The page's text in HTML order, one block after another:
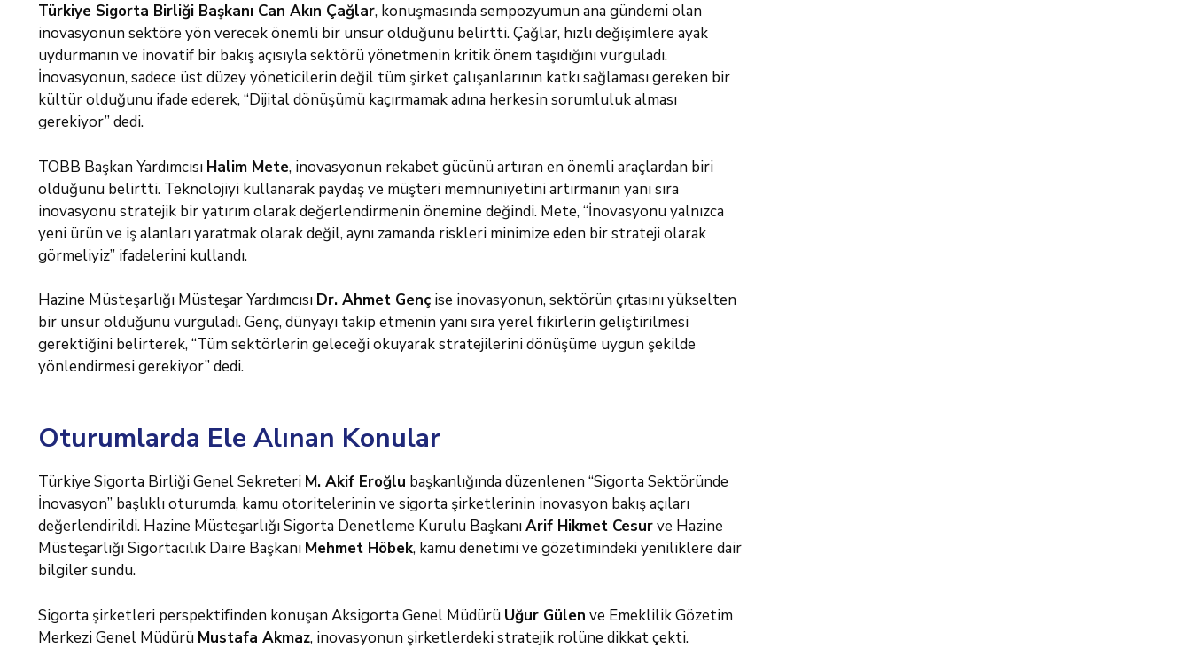
Türkiye Sigorta Birliği Başkanı Can Akın Çağlar, konuşmasında sempozyumun ana gündemi olan
inovasyonun sektöre yön verecek önemli bir unsur olduğunu belirtti. Çağlar, hızlı değişimlere ayak
uydurmanın ve inovatif bir bakış açısıyla sektörü yönetmenin kritik önem taşıdığını vurguladı.
İnovasyonun, sadece üst düzey yöneticilerin değil tüm şirket çalışanlarının katkı sağlaması gereken bir
kültür olduğunu ifade ederek, “Dijital dönüşümü kaçırmamak adına herkesin sorumluluk alması
gerekiyor” dedi.
TOBB Başkan Yardımcısı Halim Mete, inovasyonun rekabet gücünü artıran en önemli araçlardan biri
olduğunu belirtti. Teknolojiyi kullanarak paydaş ve müşteri memnuniyetini artırmanın yanı sıra
inovasyonu stratejik bir yatırım olarak değerlendirmenin önemine değindi. Mete, “İnovasyonu yalnızca
yeni ürün ve iş alanları yaratmak olarak değil, aynı zamanda riskleri minimize eden bir strateji olarak
görmeliyiz” ifadelerini kullandı.
Hazine Müsteşarlığı Müsteşar Yardımcısı Dr. Ahmet Gençise inovasyonun, sektörün çıtasını yükselten
bir unsur olduğunu vurguladı. Genç, dünyayı takip etmenin yanı sıra yerel fikirlerin geliştirilmesi
gerektiğini belirterek, “Tüm sektörlerin geleceği okuyarak stratejilerini dönüşüme uygun şekilde
yönlendirmesi gerekiyor” dedi.
Oturumlarda Ele Alınan Konular
Türkiye Sigorta Birliği Genel Sekreteri M. Akif Eroğlu başkanlığında düzenlenen “Sigorta Sektöründe
İnovasyon” başlıklı oturumda, kamu otoritelerinin ve sigorta şirketlerinin inovasyon bakış açıları
değerlendirildi. Hazine Müsteşarlığı Sigorta Denetleme Kurulu BaşkanıArif Hikmet Cesurve Hazine
Müsteşarlığı Sigortacılık Daire Başkanı Mehmet Höbek, kamu denetimi ve gözetimindeki yeniliklere dair
bilgiler sundu.
Sigorta şirketleri perspektifinden konuşan Aksigorta Genel Müdürü Uğur Gülen ve Emeklilik Gözetim
Merkezi Genel Müdürü Mustafa Akmaz, inovasyonun şirketlerdeki stratejik rolüne dikkat çekti.